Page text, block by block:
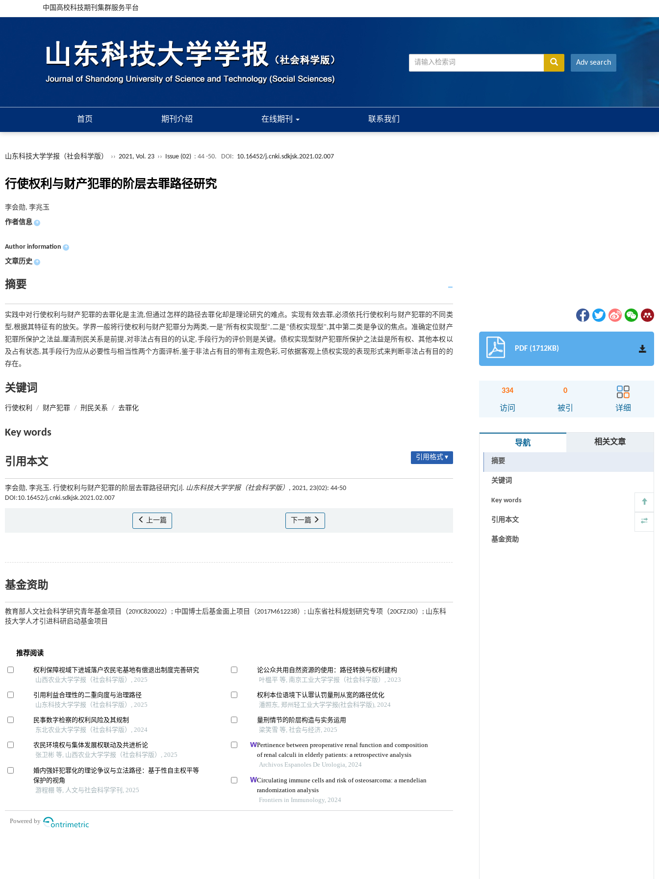
中国高校科技期刊集群服务平台
Adv search
首页 期刊介绍 在线期刊 联系我们
山东科技大学学报（社会科学版） ›› 2021, Vol. 23 ›› Issue (02) : 44 -50. DOI: 10.16452/j.cnki.sdkjsk.2021.02.007
行使权利与财产犯罪的阶层去罪路径研究
李会勋, 李兆玉
作者信息 +
Author information +
文章历史 +
摘要
实践中对行使权利与财产犯罪的去罪化是主流,但通过怎样的路径去罪化却是理论研究的难点。实现有效去罪,必须依托行使权利与财产犯罪的不同类
型,根据其特征有的放矢。学界一般将行使权利与财产犯罪分为两类,一是"所有权实现型",二是"债权实现型",其中第二类是争议的焦点。准确定位财产
犯罪所保护之法益,厘清刑民关系是前提,对非法占有目的的认定,手段行为的评价则是关键。债权实现型财产犯罪所保护之法益是所有权、其他本权以
及占有状态,其手段行为应从必要性与相当性两个方面评析,鉴于非法占有目的带有主观色彩,可依据客观上债权实现的表现形式来判断非法占有目的的
存在。
关键词
行使权利 / 财产犯罪 / 刑民关系 / 去罪化
Key words
引用本文 引用格式 ▾
李会勋, 李兆玉. 行使权利与财产犯罪的阶层去罪路径研究[J]. 山东科技大学学报（社会科学版） , 2021, 23(02): 44-50
DOI:10.16452/j.cnki.sdkjsk.2021.02.007
上一篇 下一篇
基金资助
教育部人文社会科学研究青年基金项目（20YJC820022）; 中国博士后基金面上项目（2017M612238）; 山东省社科规划研究专项（20CFZJ30）; 山东科
技大学人才引进科研启动基金项目
PDF (1712KB)
334
访问
0
被引 详细
导航 相关文章
摘要
关键词
Key words
引用本文
基金资助